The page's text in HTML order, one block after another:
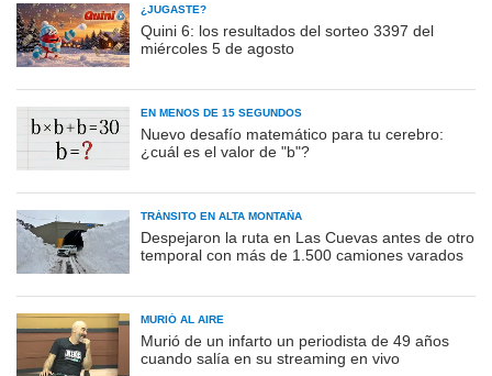
¿JUGASTE?
Quini 6: los resultados del sorteo 3397 del
miércoles 5 de agosto
EN MENOS DE 15 SEGUNDOS
Nuevo desafío matemático para tu cerebro:
¿cuál es el valor de "b"?
TRÁNSITO EN ALTA MONTAÑA
Despejaron la ruta en Las Cuevas antes de otro
temporal con más de 1.500 camiones varados
MURIÓ AL AIRE
Murió de un infarto un periodista de 49 años
cuando salía en su streaming en vivo